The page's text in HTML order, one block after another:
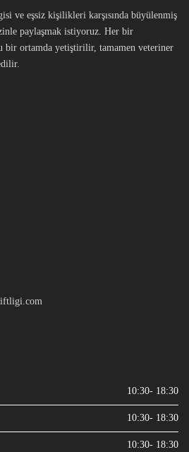
ve eşsiz kişilikleri karşısında büyülenmiş
paylaşmak istiyoruz. Her bir
bir ortamda yetiştirilir, tamamen veteriner
10:30- 18:30
10:30- 18:30
10:30- 18:30